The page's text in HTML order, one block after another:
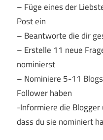
– Füge eines der
Post ein
– Beantworte die dir
– Erstelle 11 neue
nominierst
– Nominiere 5-11
Follower haben
-Informiere die
dass du sie nominiert